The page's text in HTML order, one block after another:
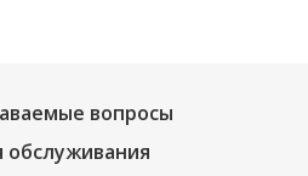
вопросы
обслуживания